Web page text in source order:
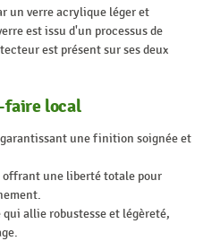
un verre acrylique léger et
est issu d'un processus de
est présent sur ses deux
faire local
une finition soignée et
offrant une liberté totale pour
allie robustesse et légèreté,